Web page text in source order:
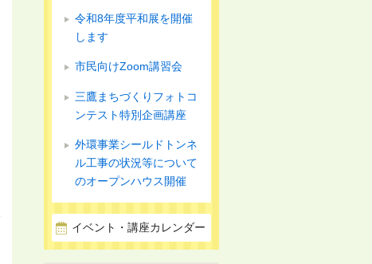
令和8年度平和展を開催
します
市民向けZoom講習会
三鷹まちづくりフォトコ
ンテスト特別企画講座
外環事業シールドトンネ
ル工事の状況等について
のオープンハウス開催
イベント・講座カレンダー